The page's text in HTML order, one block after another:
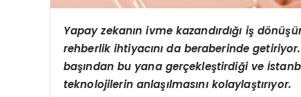
Yapay zekanın ivme kazandırdığı iş dö
rehberlik ihtiyacını da beraberinde
başından bu yana gerçekleştirdiği ve
teknolojilerin anlaşılmasını kolaylaştırıyor.